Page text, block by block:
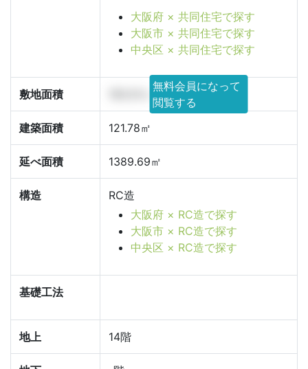
大阪府 × 共同住宅で探す
大阪市 × 共同住宅で探す
中央区 × 共同住宅で探す
敷地面積
無料会員になって
閲覧する
建築面積
121.78㎡
延べ面積 1389.69㎡
構造
RC造
大阪府 × RC造で探す
大阪市 × RC造で探す
中央区 × RC造で探す
基礎工法
地上 14階